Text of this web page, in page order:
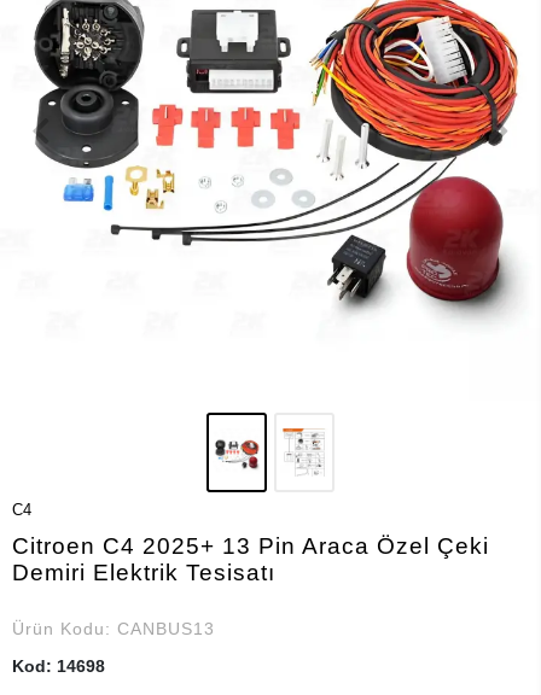
C4
Citroen C4 2025+ 13 Pin Araca Özel Çeki
Demiri Elektrik Tesisatı
Ürün Kodu: CANBUS13
Kod: 14698